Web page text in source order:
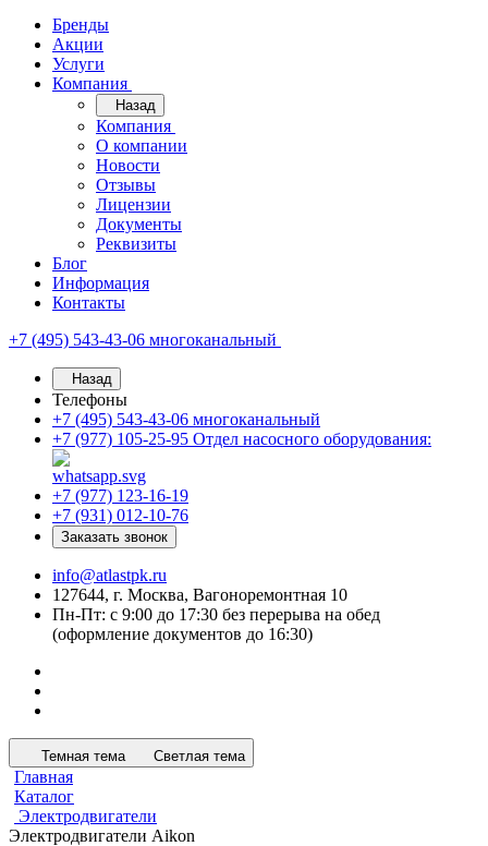
Бренды
Акции
Услуги
Компания
Назад
Компания
О компании
Новости
Отзывы
Лицензии
Документы
Реквизиты
Блог
Информация
Контакты
+7 (495) 543-43-06 многоканальный
Назад
Телефоны
+7 (495) 543-43-06 многоканальный
+7 (977) 105-25-95 Отдел насосного оборудования:
+7 (977) 123-16-19
+7 (931) 012-10-76
Заказать звонок
info@atlastpk.ru
127644, г. Москва, Вагоноремонтная 10
Пн-Пт: с 9:00 до 17:30 без перерыва на обед
(оформление документов до 16:30)
Темная тема Светлая тема
Главная
Каталог
Электродвигатели
Электродвигатели Aikon